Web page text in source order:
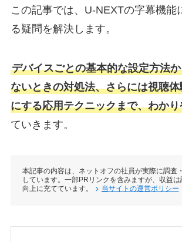
この記事では、U-NEXTの字幕機能
る疑問を解決します。
デバイスごとの基本的な設定方法
ないときの対処法、さらには視聴
にする応用テクニックまで、わか
ていきます。
本記事の内容は、ネットオフの社員が実際に調査
しています。一部PRリンクを含みますが、収益
向上に充てています。
当サイトの運営ポリシー